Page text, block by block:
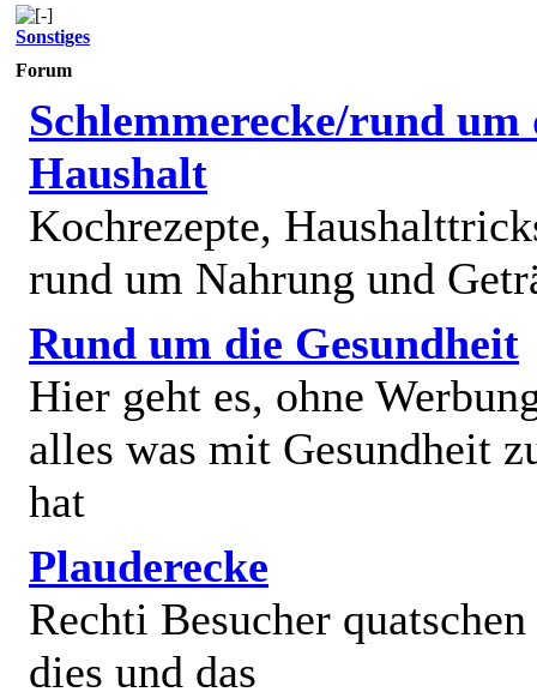
Sonstiges
Forum
Schlemmerecke/rund um
Haushalt
Kochrezepte,
rund um Nahrung und
Rund um die Gesundheit
Hier geht es, ohne
alles was mit Gesundheit
hat
Plauderecke
Rechti Besucher
dies und das